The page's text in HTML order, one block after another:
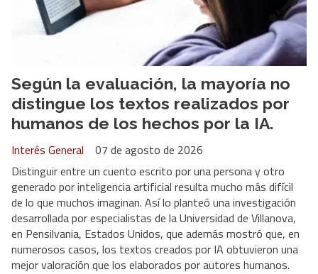
Según la evaluación, la mayoría no
distingue los textos realizados por
humanos de los hechos por la IA.
Interés General
07 de agosto de 2026
Distinguir entre un cuento escrito por una persona y otro
generado por inteligencia artificial resulta mucho más difícil
de lo que muchos imaginan. Así lo planteó una investigación
desarrollada por especialistas de la Universidad de Villanova,
en Pensilvania, Estados Unidos, que además mostró que, en
numerosos casos, los textos creados por IA obtuvieron una
mejor valoración que los elaborados por autores humanos.